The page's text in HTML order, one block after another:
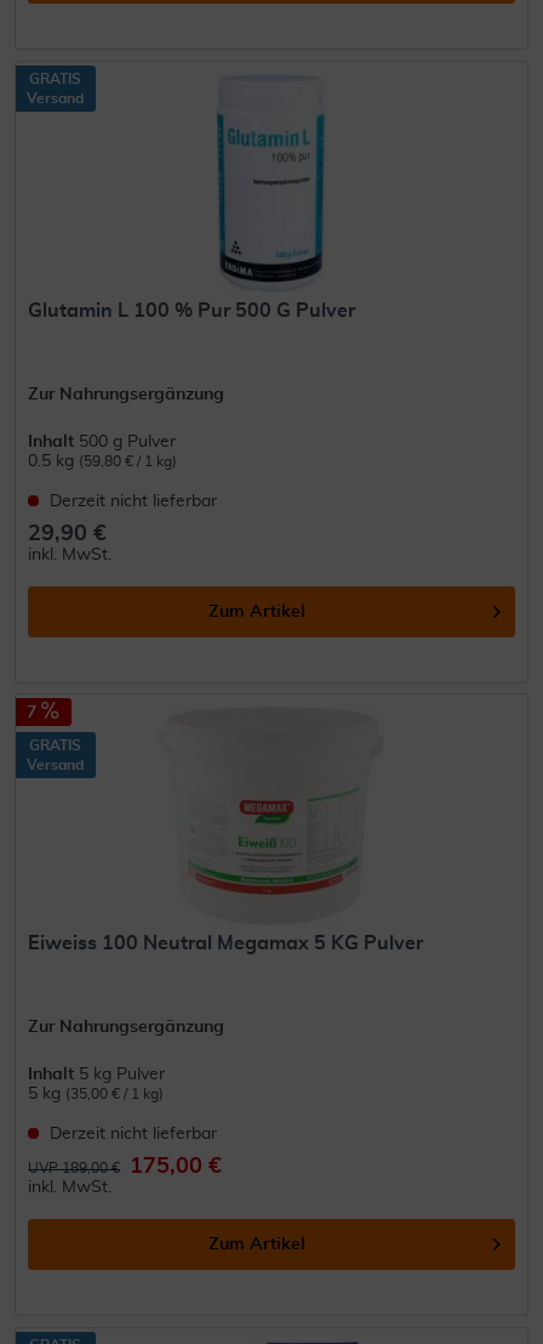
GRATIS
Versand
Glutamin L 100 % Pur 500 G Pulver
Zur Nahrungsergänzung
Inhalt 500 g Pulver
0.5 kg (59,80 € / 1 kg)
Derzeit nicht lieferbar
29,90 €
inkl. MwSt.
Zum Artikel
7
GRATIS
Versand
Eiweiss 100 Neutral Megamax 5 KG Pulver
Zur Nahrungsergänzung
Inhalt 5 kg Pulver
5 kg (35,00 € / 1 kg)
Derzeit nicht lieferbar
UVP 189,00 € 175,00 €
inkl. MwSt.
Zum Artikel